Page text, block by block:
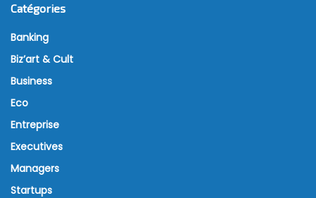
Catégories
Banking
Biz’art & Cult
Business
Eco
Entreprise
Executives
Managers
Startups